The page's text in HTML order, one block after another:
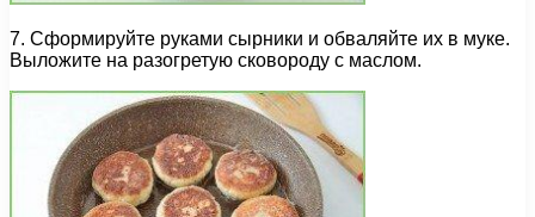
7. Сформируйте руками сырники и обваляйте их в муке.
Выложите на разогретую сковороду с маслом.